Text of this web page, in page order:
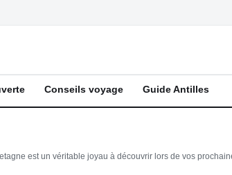
Conseils voyage Guide Antilles
est un véritable joyau à découvrir lors de vos